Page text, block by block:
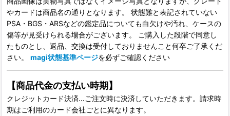
やカードは商品名の通りとなります。 状態難と表記されていない
PSA・BGS・ARSなどの鑑定品についても白欠けや汚れ、ケースの
傷等が見受けられる場合がございます。 ご購入した段階で同意し
たものとし、返品、交換は受付しておりませんこと何卒ご了承くだ
さい。 magi状態基準ページを必ずご確認ください
【商品代金の支払い時期】
クレジットカード決済…ご注文時に決済していただきます。請求時
期はご利用のカード会社ごとに異なります。